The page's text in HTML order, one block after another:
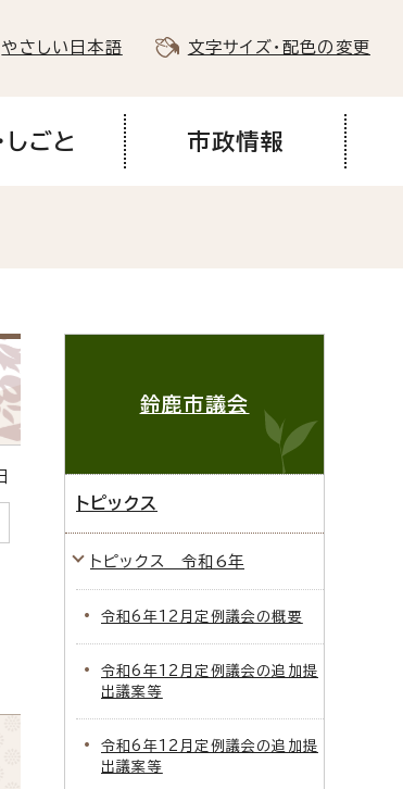
やさしい日本語 文字サイズ・配色の変更
しごと 市政情報
鈴鹿市議会
トピックス
トピックス 令和6年
令和6年12月定例議会の概要
令和6年12月定例議会の追加提
出議案等
令和6年12月定例議会の追加提
出議案等